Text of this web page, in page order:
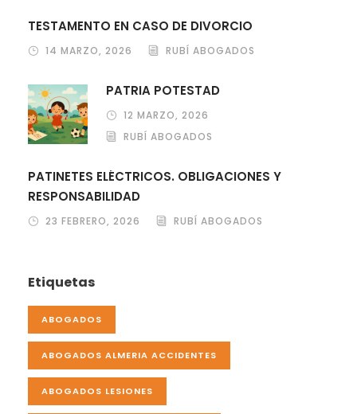
TESTAMENTO EN CASO DE DIVORCIO
14 MARZO, 2026 RUBÍ ABOGADOS
PATRIA POTESTAD
12 MARZO, 2026
RUBÍ ABOGADOS
PATINETES ELÉCTRICOS. OBLIGACIONES Y
RESPONSABILIDAD
23 FEBRERO, 2026 RUBÍ ABOGADOS
Etiquetas
ABOGADOS
ABOGADOS ALMERIA ACCIDENTES
ABOGADOS LESIONES